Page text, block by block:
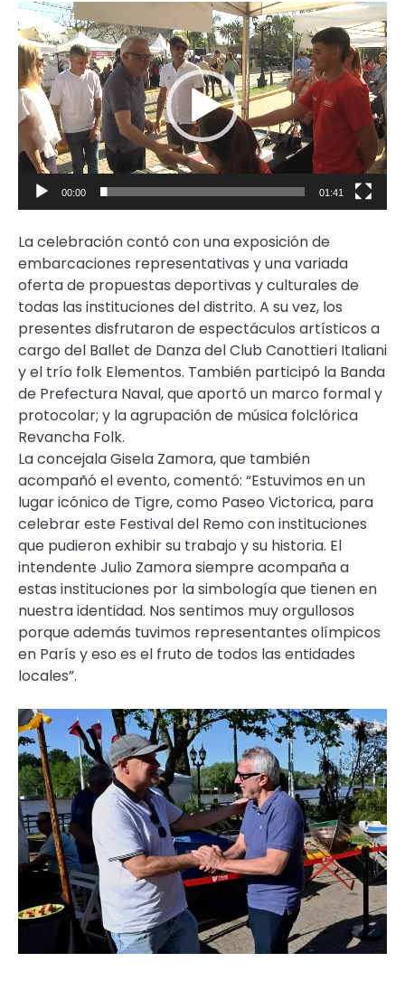
Reproductor
de
video
00:00 01:41
La celebración contó con una exposición de
embarcaciones representativas y una variada
oferta de propuestas deportivas y culturales de
todas las instituciones del distrito. A su vez, los
presentes disfrutaron de espectáculos artísticos a
cargo del Ballet de Danza del Club Canottieri Italiani
y el trío folk Elementos. También participó la Banda
de Prefectura Naval, que aportó un marco formal y
protocolar; y la agrupación de música folclórica
Revancha Folk.
La concejala Gisela Zamora, que también
acompañó el evento, comentó: “Estuvimos en un
lugar icónico de Tigre, como Paseo Victorica, para
celebrar este Festival del Remo con instituciones
que pudieron exhibir su trabajo y su historia. El
intendente Julio Zamora siempre acompaña a
estas instituciones por la simbología que tienen en
nuestra identidad. Nos sentimos muy orgullosos
porque además tuvimos representantes olímpicos
en París y eso es el fruto de todos las entidades
locales”.